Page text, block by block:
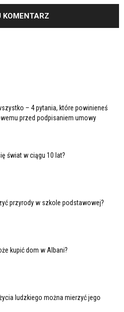
– 4 pytania, które powinieneś
przed podpisaniem umowy
świat w ciągu 10 lat?
przyrody w szkole podstawowej?
kupić dom w Albani?
ludzkiego można mierzyć jego